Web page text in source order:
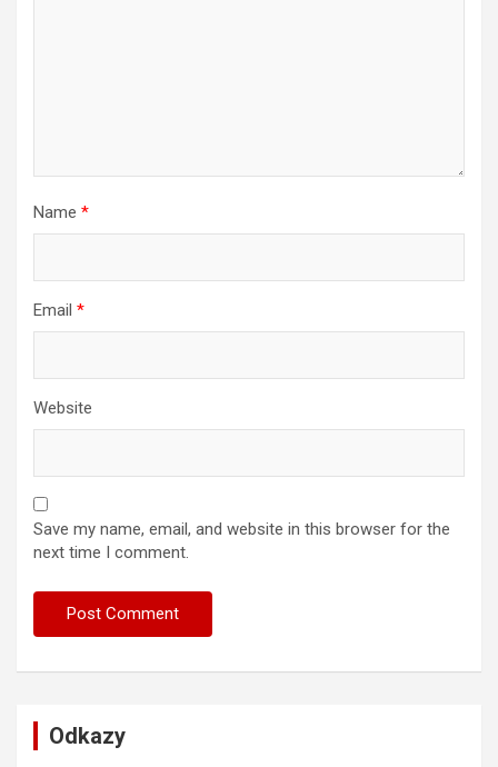
Name *
Email *
Website
Save my name, email, and website in this browser for the
next time I comment.
Odkazy